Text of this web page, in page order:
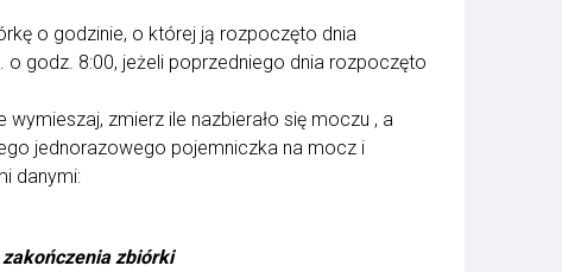
o godzinie, o której ją rozpoczęto dnia
godz. 8:00, jeżeli poprzedniego dnia rozpoczęto
zmierz ile nazbierało się moczu , a
jednorazowego pojemniczka na mocz i
danymi:
zbiórki